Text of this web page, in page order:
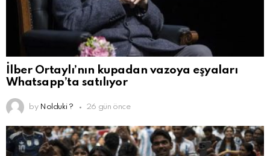
İlber Ortaylı’nın kupadan vazoya eşyaları
Whatsapp’ta satılıyor
by Nolduki ? 26 gün önce